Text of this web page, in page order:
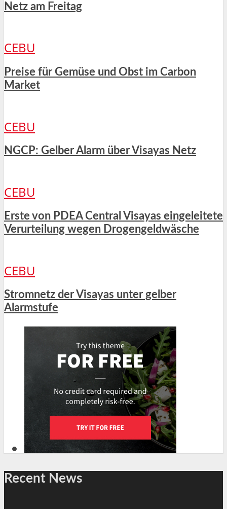
Netz am Freitag
CEBU
Preise für Gemüse und Obst im Carbon
Market
CEBU
NGCP: Gelber Alarm über Visayas Netz
CEBU
Erste von PDEA Central Visayas eingeleitete
Verurteilung wegen Drogengeldwäsche
CEBU
Stromnetz der Visayas unter gelber
Alarmstufe
Recent News